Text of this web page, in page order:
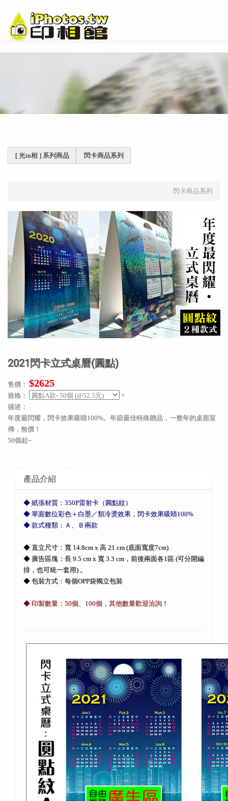
[ 光in相 ] 系列商品 閃卡商品系列
閃卡商品系列
2021閃卡立式桌曆(圓點)
售價： $2625
規格：
=
描述：
年度最閃耀，閃卡效果吸睛100%。年節最佳特殊贈品，一整年的桌面宣
傳，無價！
50個起~
產品介紹
◆ 紙張材質：350P雷射卡（圓點紋）
◆ 單面數位彩色＋白墨／類冷燙效果，閃卡效果吸睛100%
◆ 款式種類：Ａ、Ｂ兩款
◆ 直立尺寸：寬 14.8cm x 高 21 cm (底面寬度7cm)
◆ 廣告區塊：長 9.5 cm x 寬 3.3 cm，前後兩面各1區 (可分開編
排，也可統一套用) 。
◆ 包裝方式：每個OPP袋獨立包裝
◆ 印製數量：50個、100個，其他數量歡迎洽詢！